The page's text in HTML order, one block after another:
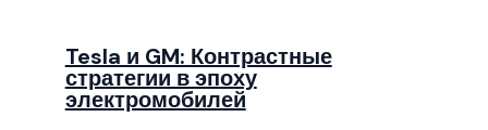
Tesla и GM: Контрастные
стратегии в эпоху
электромобилей